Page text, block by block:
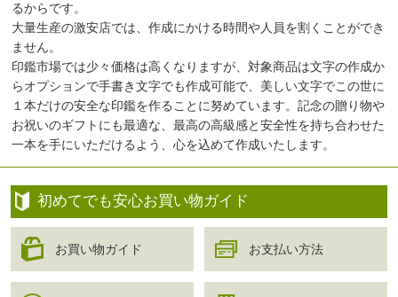
るからです。
大量生産の激安店では、作成にかける時間や人員を割くことができ
ません。
印鑑市場では少々価格は高くなりますが、対象商品は文字の作成か
らオプションで手書き文字でも作成可能で、美しい文字でこの世に
１本だけの安全な印鑑を作ることに努めています。記念の贈り物や
お祝いのギフトにも最適な、最高の高級感と安全性を持ち合わせた
一本を手にいただけるよう、心を込めて作成いたします。
初めてでも安心お買い物ガイド
お買い物ガイド お支払い方法